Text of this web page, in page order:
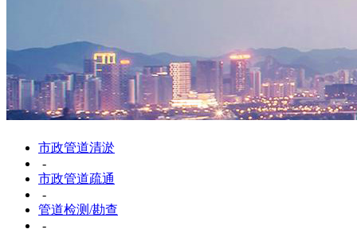
市政管道清淤
-
市政管道疏通
-
管道检测/勘查
-